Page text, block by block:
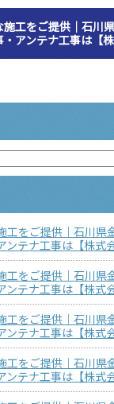
工をご提供｜石川
・アンテナ工事は【
工をご提供｜石川県
テナ工事は【株式
工をご提供｜石川県
テナ工事は【株式
工をご提供｜石川県
テナ工事は【株式
工をご提供｜石川県
テナ工事は【株式